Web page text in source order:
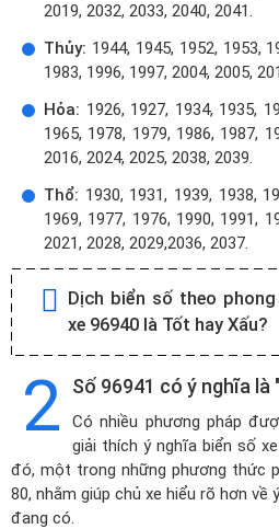
2019, 2032, 2033, 2040, 2041.
Thủy: 1944, 1945, 1952, 1953,
1983, 1996, 1997, 2004, 2005,
Hỏa: 1926, 1927, 1934, 1935,
1965, 1978, 1979, 1986, 1987,
2016, 2024, 2025, 2038, 2039.
Thổ: 1930, 1931, 1939, 1938,
1969, 1977, 1976, 1990, 1991,
2021, 2028, 2029,2036, 2037.
Dịch biển số theo
xe 96940 là Tốt hay Xấu?
2 Số 96941 có ý nghĩa
Có nhiều phương pháp
giải thích ý nghĩa biển số
đó, một trong những phương thức
80, nhằm giúp chủ xe hiểu rõ hơn về
đang có.